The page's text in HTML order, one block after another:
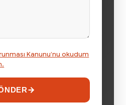
Kanunu’nu okudum